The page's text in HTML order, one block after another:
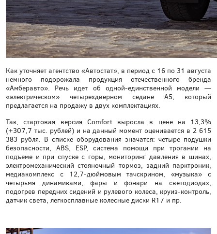
Как уточняет агентство «Автостат», в период с 16 по 31 августа
немного подорожала продукция отечественного бренда
«Амберавто». Речь идет об одной-единственной модели —
«электрическом» четырехдверном седане А5, который
предлагается на продажу в двух комплектациях.
Так, стартовая версия Comfort выросла в цене на 13,3%
(+307,7 тыс. рублей) и на данный момент оценивается в 2 615
383 рубля. В списке оборудования значатся: четыре подушки
безопасности, ABS, ESP, система помощи при трогании на
подъеме и при спуске с горы, мониторинг давления в шинах,
электромеханический стояночный тормоз, задний парктроник,
медиакомплекс с 12,7-дюймовым тачскрином, «музыка» с
четырьмя динамиками, фары и фонари на светодиодах,
подогрев передних сидений и рулевого колеса, круиз-контроль,
датчик света, легкосплавные колесные диски R17 и пр.